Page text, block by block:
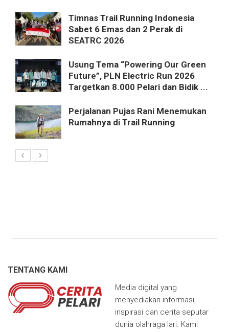
Timnas Trail Running Indonesia
Sabet 6 Emas dan 2 Perak di
SEATRC 2026
Usung Tema “Powering Our Green
Future”, PLN Electric Run 2026
Targetkan 8.000 Pelari dan Bidik ...
Perjalanan Pujas Rani Menemukan
Rumahnya di Trail Running
TENTANG KAMI
Media digital yang
menyediakan informasi,
inspirasi dan cerita seputar
dunia olahraga lari. Kami